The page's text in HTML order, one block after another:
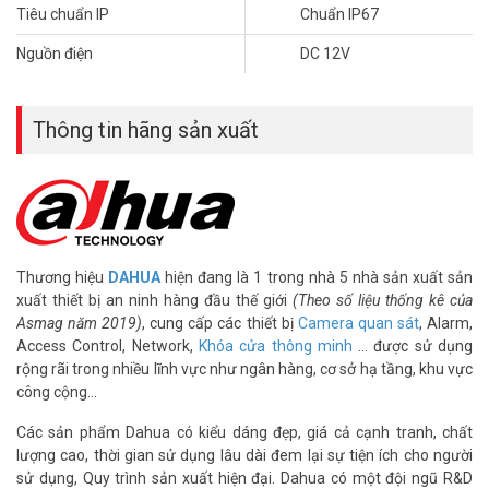
bù sáng (AGC), chống chói sáng(BLC,HLC), chống ngược sáng thực
– Chuẩn ngâm nước IP67
– Khoảng cách truyền tải trên cáp đồng trục lên đến 300m với cáp
75-3 ôm
– Điện áp DC 12V/ 3.4W
– Kích thước Φ 164.7mm×70mm×71.6mm
– Trọng lượng 0.4kg
– Bảo hành 24 tháng
Hình ảnh test công nghệ chống ngược sáng của camera HDCVI
Để cập nhật thông tin giá camera giám sát DAHUA mới nhất, quý
khách hàng vui lòng liên hệ HOTLINE 1900 9259 – (028) 35 166 166
– (028) 3962 5555 – (024) 6256 1111 – (024) 3273 6666 để được
Tiêu chuẩn IP Chuẩn IP67
Nguồn điện DC 12V
Thông tin hãng sản xuất
Thương hiệu DAHUA hiện đang là 1 trong nhà 5 nhà sản xuất sản
xuất thiết bị an ninh hàng đầu thế giới (Theo số liệu thống kê của
Asmag năm 2019), cung cấp các thiết bị Camera quan sát, Alarm,
Access Control, Network, Khóa cửa thông minh … được sử dụng
rộng rãi trong nhiều lĩnh vực như ngân hàng, cơ sở hạ tầng, khu vực
công cộng…
Các sản phẩm Dahua có kiểu dáng đẹp, giá cả cạnh tranh, chất
lượng cao, thời gian sử dụng lâu dài đem lại sự tiện ích cho người
sử dụng, Quy trình sản xuất hiện đại. Dahua có một đội ngũ R&D